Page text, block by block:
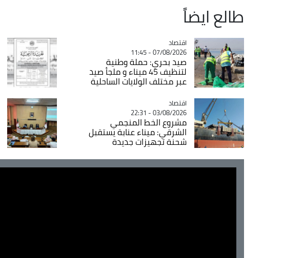
طالع ايضاً
Catégorie
اقتصاد
07/08/2026 - 11:45
صيد بحري: حملة وطنية
لتنظيف 45 ميناء و ملجأ صيد
عبر مختلف الولايات الساحلية
Catégorie
اقتصاد
03/08/2026 - 22:31
مشروع الخط المنجمي
الشرقي: ميناء عنابة يستقبل
شحنة تجهيزات جديدة